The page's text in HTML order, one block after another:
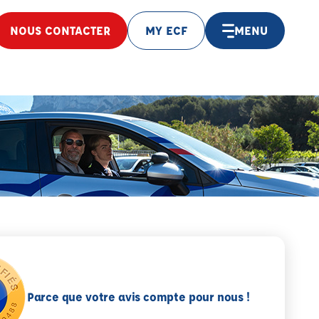
NOUS CONTACTER MY ECF MENU
Parce que votre avis compte pour nous !